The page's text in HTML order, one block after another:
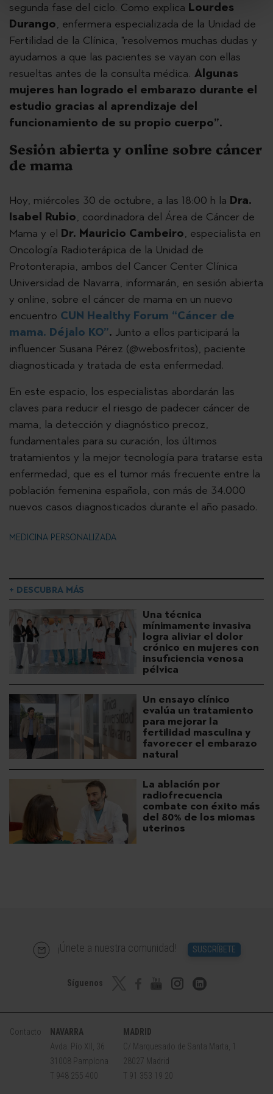
segunda fase del ciclo. Como explica Lourdes
Durango, enfermera especializada de la Unidad de
Fertilidad de la Clínica, "resolvemos muchas dudas y
ayudamos a que las pacientes se vayan con ellas
resueltas antes de la consulta médica. Algunas
mujeres han logrado el embarazo durante el
estudio gracias al aprendizaje del
funcionamiento de su propio cuerpo”.
Sesión abierta y online sobre cáncer
de mama
Hoy, miércoles 30 de octubre, a las 18:00 h la Dra.
Isabel Rubio, coordinadora del Área de Cáncer de
Mama y el Dr. Mauricio Cambeiro, especialista en
Oncología Radioterápica de la Unidad de
Protonterapia, ambos del Cancer Center Clínica
Universidad de Navarra, informarán, en sesión abierta
y online, sobre el cáncer de mama en un nuevo
encuentro CUN Healthy Forum “Cáncer de
mama. Déjalo KO”. Junto a ellos participará la
influencer Susana Pérez (@webosfritos), paciente
diagnosticada y tratada de esta enfermedad.
En este espacio, los especialistas abordarán las
claves para reducir el riesgo de padecer cáncer de
mama, la detección y diagnóstico precoz,
fundamentales para su curación, los últimos
tratamientos y la mejor tecnología para tratarse esta
enfermedad, que es el tumor más frecuente entre la
población femenina española, con más de 34.000
nuevos casos diagnosticados durante el año pasado.
MEDICINA PERSONALIZADA
+ DESCUBRA MÁS
Una técnica
mínimamente invasiva
logra aliviar el dolor
crónico en mujeres con
insuficiencia venosa
pélvica
Un ensayo clínico
evalúa un tratamiento
para mejorar la
fertilidad masculina y
favorecer el embarazo
natural
La ablación por
radiofrecuencia
combate con éxito más
del 80% de los miomas
uterinos
¡Únete a nuestra comunidad! SUSCRÍBETE
Síguenos
Contacto
NAVARRA
Avda. Pío XII, 36
31008 Pamplona
T 948 255 400
MADRID
C/ Marquesado de Santa Marta, 1
28027 Madrid
T 91 353 19 20